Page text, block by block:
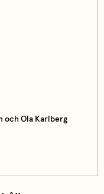
och Ola Karlberg